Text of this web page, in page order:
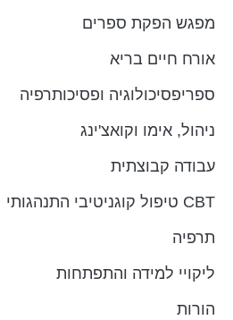
מפגש הפקת ספרים
אורח חיים בריא
ספריפסיכולוגיה ופסיכותרפיה
ניהול, אימו וקואצ'ינג
עבודה קבוצתית
CBT טיפול קוגניטיבי התנהגותי
תרפיה
ליקויי למידה והתפתחות
הורות